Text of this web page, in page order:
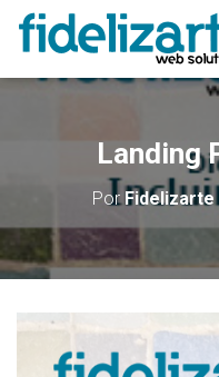
Landing
PorFidelizarte